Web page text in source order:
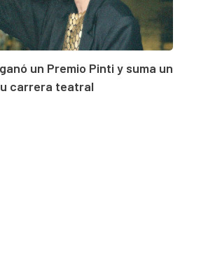
un Premio Pinti y suma un
carrera teatral